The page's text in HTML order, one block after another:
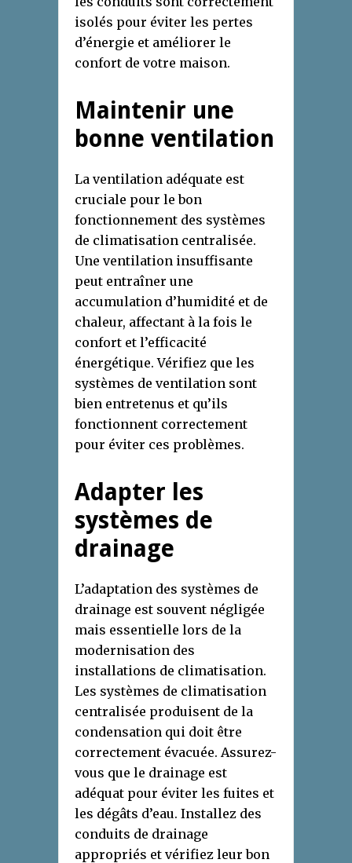
isolés pour éviter les pertes
d’énergie et améliorer le
confort de votre maison.
Maintenir une
bonne ventilation
La ventilation adéquate est
cruciale pour le bon
fonctionnement des systèmes
de climatisation centralisée.
Une ventilation insuffisante
peut entraîner une
accumulation d’humidité et de
chaleur, affectant à la fois le
confort et l’efficacité
énergétique. Vérifiez que les
systèmes de ventilation sont
bien entretenus et qu’ils
fonctionnent correctement
pour éviter ces problèmes.
Adapter les
systèmes de
drainage
L’adaptation des systèmes de
drainage est souvent négligée
mais essentielle lors de la
modernisation des
installations de climatisation.
Les systèmes de climatisation
centralisée produisent de la
condensation qui doit être
correctement évacuée. Assurez-
vous que le drainage est
adéquat pour éviter les fuites et
les dégâts d’eau. Installez des
conduits de drainage
appropriés et vérifiez leur bon